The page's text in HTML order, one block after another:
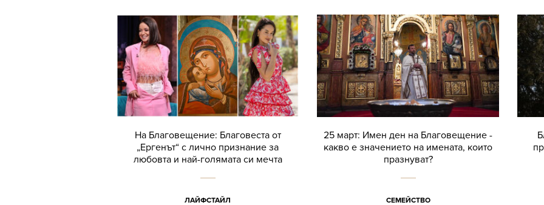
На Благовещение: Благовеста от
„Ергенът“ с лично признание за
любовта и най-голямата си мечта
ЛАЙФСТАЙЛ
25 март: Имен ден на Благовещение -
какво е значението на имената, които
празнуват?
СЕМЕЙСТВО